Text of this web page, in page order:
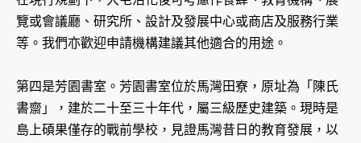
覽或會議廳、研究所、設計及發展中心或商店及服務行業
等。我們亦歡迎申請機構建議其他適合的用途。
第四是芳園書室。芳園書室位於馬灣田寮，原址為「陳氏
書齋」，建於二十至三十年代，屬三級歷史建築。現時是
島上碩果僅存的戰前學校，見證馬灣昔日的教育發展，以